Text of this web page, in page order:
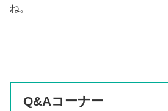
ね。
Q&Aコーナー